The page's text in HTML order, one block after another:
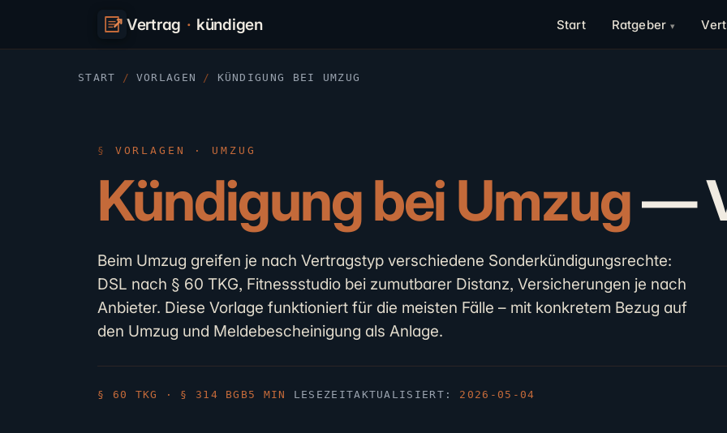
Vertrag · kündigen Start Ratgeber
START / VORLAGEN / KÜNDIGUNG BEI UMZUG
VORLAGEN · UMZUG
Kündigung bei Umzug—
Beim Umzug greifen je nach Vertragstyp verschiedene Sonderkündigungsrechte:
DSL nach § 60 TKG, Fitnessstudio bei zumutbarer Distanz, Versicherungen je nach
Anbieter. Diese Vorlage funktioniert für die meisten Fälle – mit konkretem Bezug auf
den Umzug und Meldebescheinigung als Anlage.
§ 60 TKG · § 314 BGB5 MIN LESEZEITAKTUALISIERT: 2026-05-04